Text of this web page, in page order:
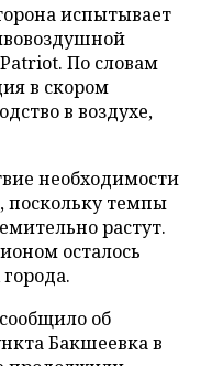
испытывает
По словам
в скором
в воздухе,
необходимости
поскольку темпы
растут.
осталось
об
Бакшеевка в